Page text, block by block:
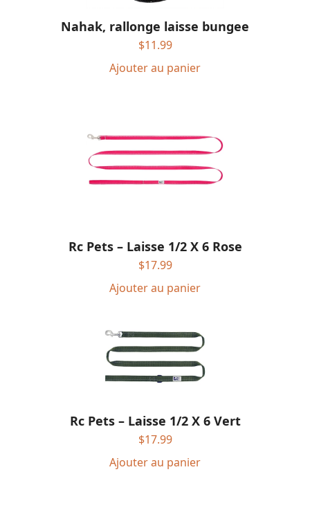
Nahak, rallonge laisse bungee
$11.99
Ajouter au panier
Rc Pets – Laisse 1/2 X 6 Rose
$17.99
Ajouter au panier
Rc Pets – Laisse 1/2 X 6 Vert
$17.99
Ajouter au panier